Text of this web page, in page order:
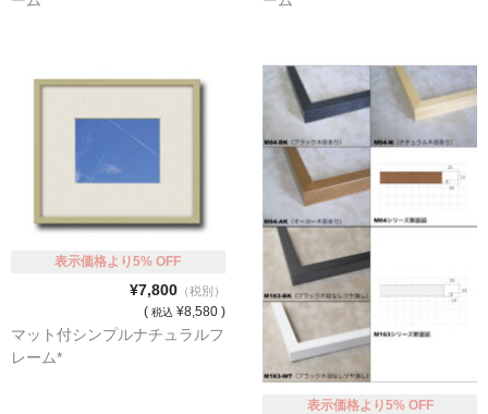
表示価格より5% OFF
¥7,800（税別）
( 税込 ¥8,580 )
マット付シンプルナチュラルフ
レーム*
表示価格より5% OFF